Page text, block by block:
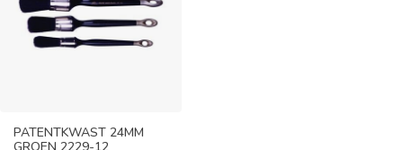
PATENTKWAST 24MM
GROEN 2229-12